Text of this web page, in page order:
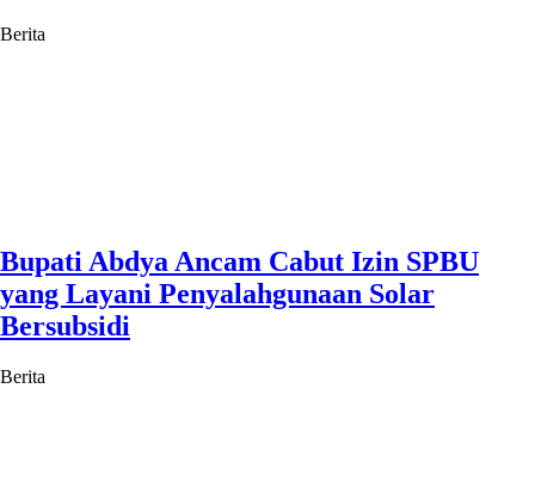
Berita
Bupati Abdya Ancam Cabut Izin SPBU
yang Layani Penyalahgunaan Solar
Bersubsidi
Berita